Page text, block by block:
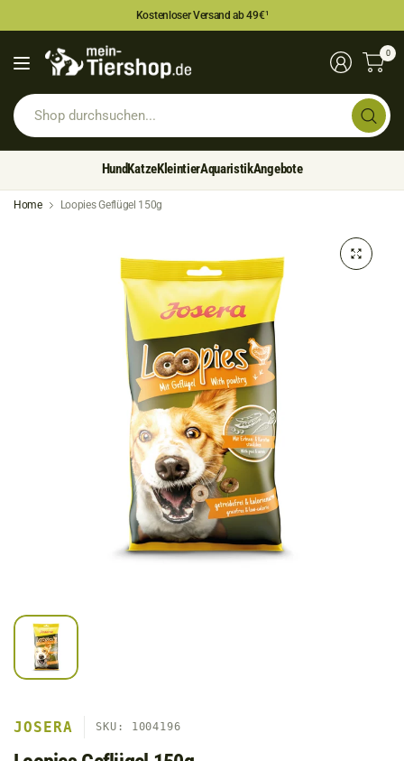
Kostenloser Versand ab 49€¹
0
HundKatzeKleintierAquaristikAngebote
Home Loopies Geflügel 150g
JOSERA SKU: 1004196